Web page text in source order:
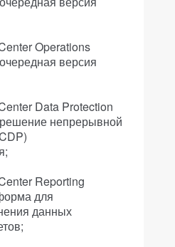
Operations
версия
Data Protection
непрерывной
Reporting
для
данных